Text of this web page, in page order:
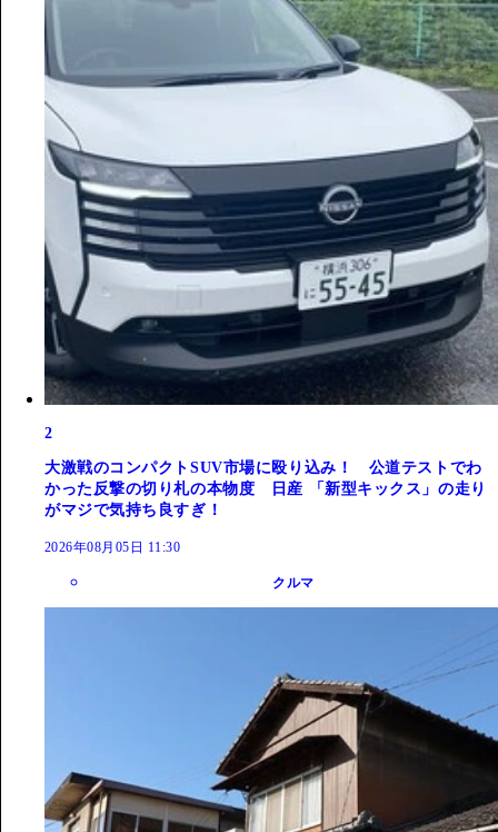
2
大激戦のコンパクトSUV市場に殴り込み！ 公道テストでわ
かった反撃の切り札の本物度 日産 「新型キックス」の走り
がマジで気持ち良すぎ！
2026年08月05日 11:30
クルマ